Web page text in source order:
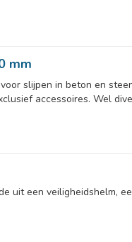
mm
slijpen in beton en
accessoires. Wel
uit een veiligheidshelm,